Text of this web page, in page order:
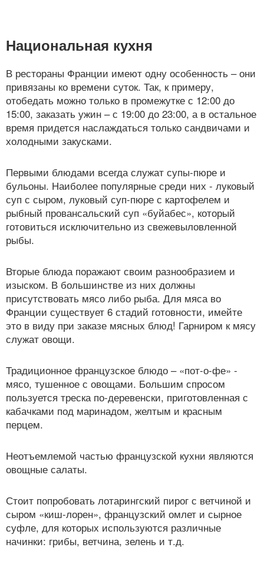
Национальная кухня
В рестораны Франции имеют одну особенность – они
привязаны ко времени суток. Так, к примеру,
отобедать можно только в промежутке с 12:00 до
15:00, заказать ужин – с 19:00 до 23:00, а в остальное
время придется наслаждаться только сандвичами и
холодными закусками.
Первыми блюдами всегда служат супы-пюре и
бульоны. Наиболее популярные среди них - луковый
суп с сыром, луковый суп-пюре с картофелем и
рыбный провансальский суп «буйабес», который
готовиться исключительно из свежевыловленной
рыбы.
Вторые блюда поражают своим разнообразием и
изыском. В большинстве из них должны
присутствовать мясо либо рыба. Для мяса во
Франции существует 6 стадий готовности, имейте
это в виду при заказе мясных блюд! Гарниром к мясу
служат овощи.
Традиционное французское блюдо – «пот-о-фе» -
мясо, тушенное с овощами. Большим спросом
пользуется треска по-деревенски, приготовленная с
кабачками под маринадом, желтым и красным
перцем.
Неотъемлемой частью французской кухни являются
овощные салаты.
Стоит попробовать лотарингский пирог с ветчиной и
сыром «киш-лорен», французский омлет и сырное
суфле, для которых используются различные
начинки: грибы, ветчина, зелень и т.д.